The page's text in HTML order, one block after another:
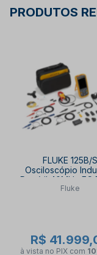
PRODUTOS
FLUKE 125B/S
Osciloscópio
Portátil 40MHz FC
Fluke
R$
à vista no PIX com